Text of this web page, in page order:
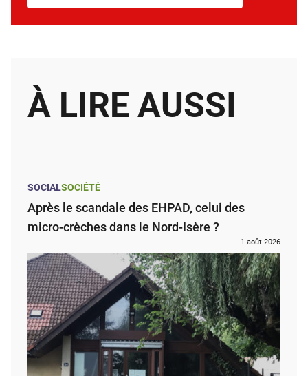
À LIRE AUSSI
SOCIALSOCIÉTÉ
Après le scandale des EHPAD, celui des
micro-crèches dans le Nord-Isère ?
1 août 2026